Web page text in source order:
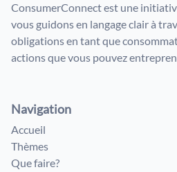
ConsumerConnect est une
vous guidons en langage clair à
obligations en tant que
actions que vous pouvez
Navigation
Accueil
Thèmes
Que faire?